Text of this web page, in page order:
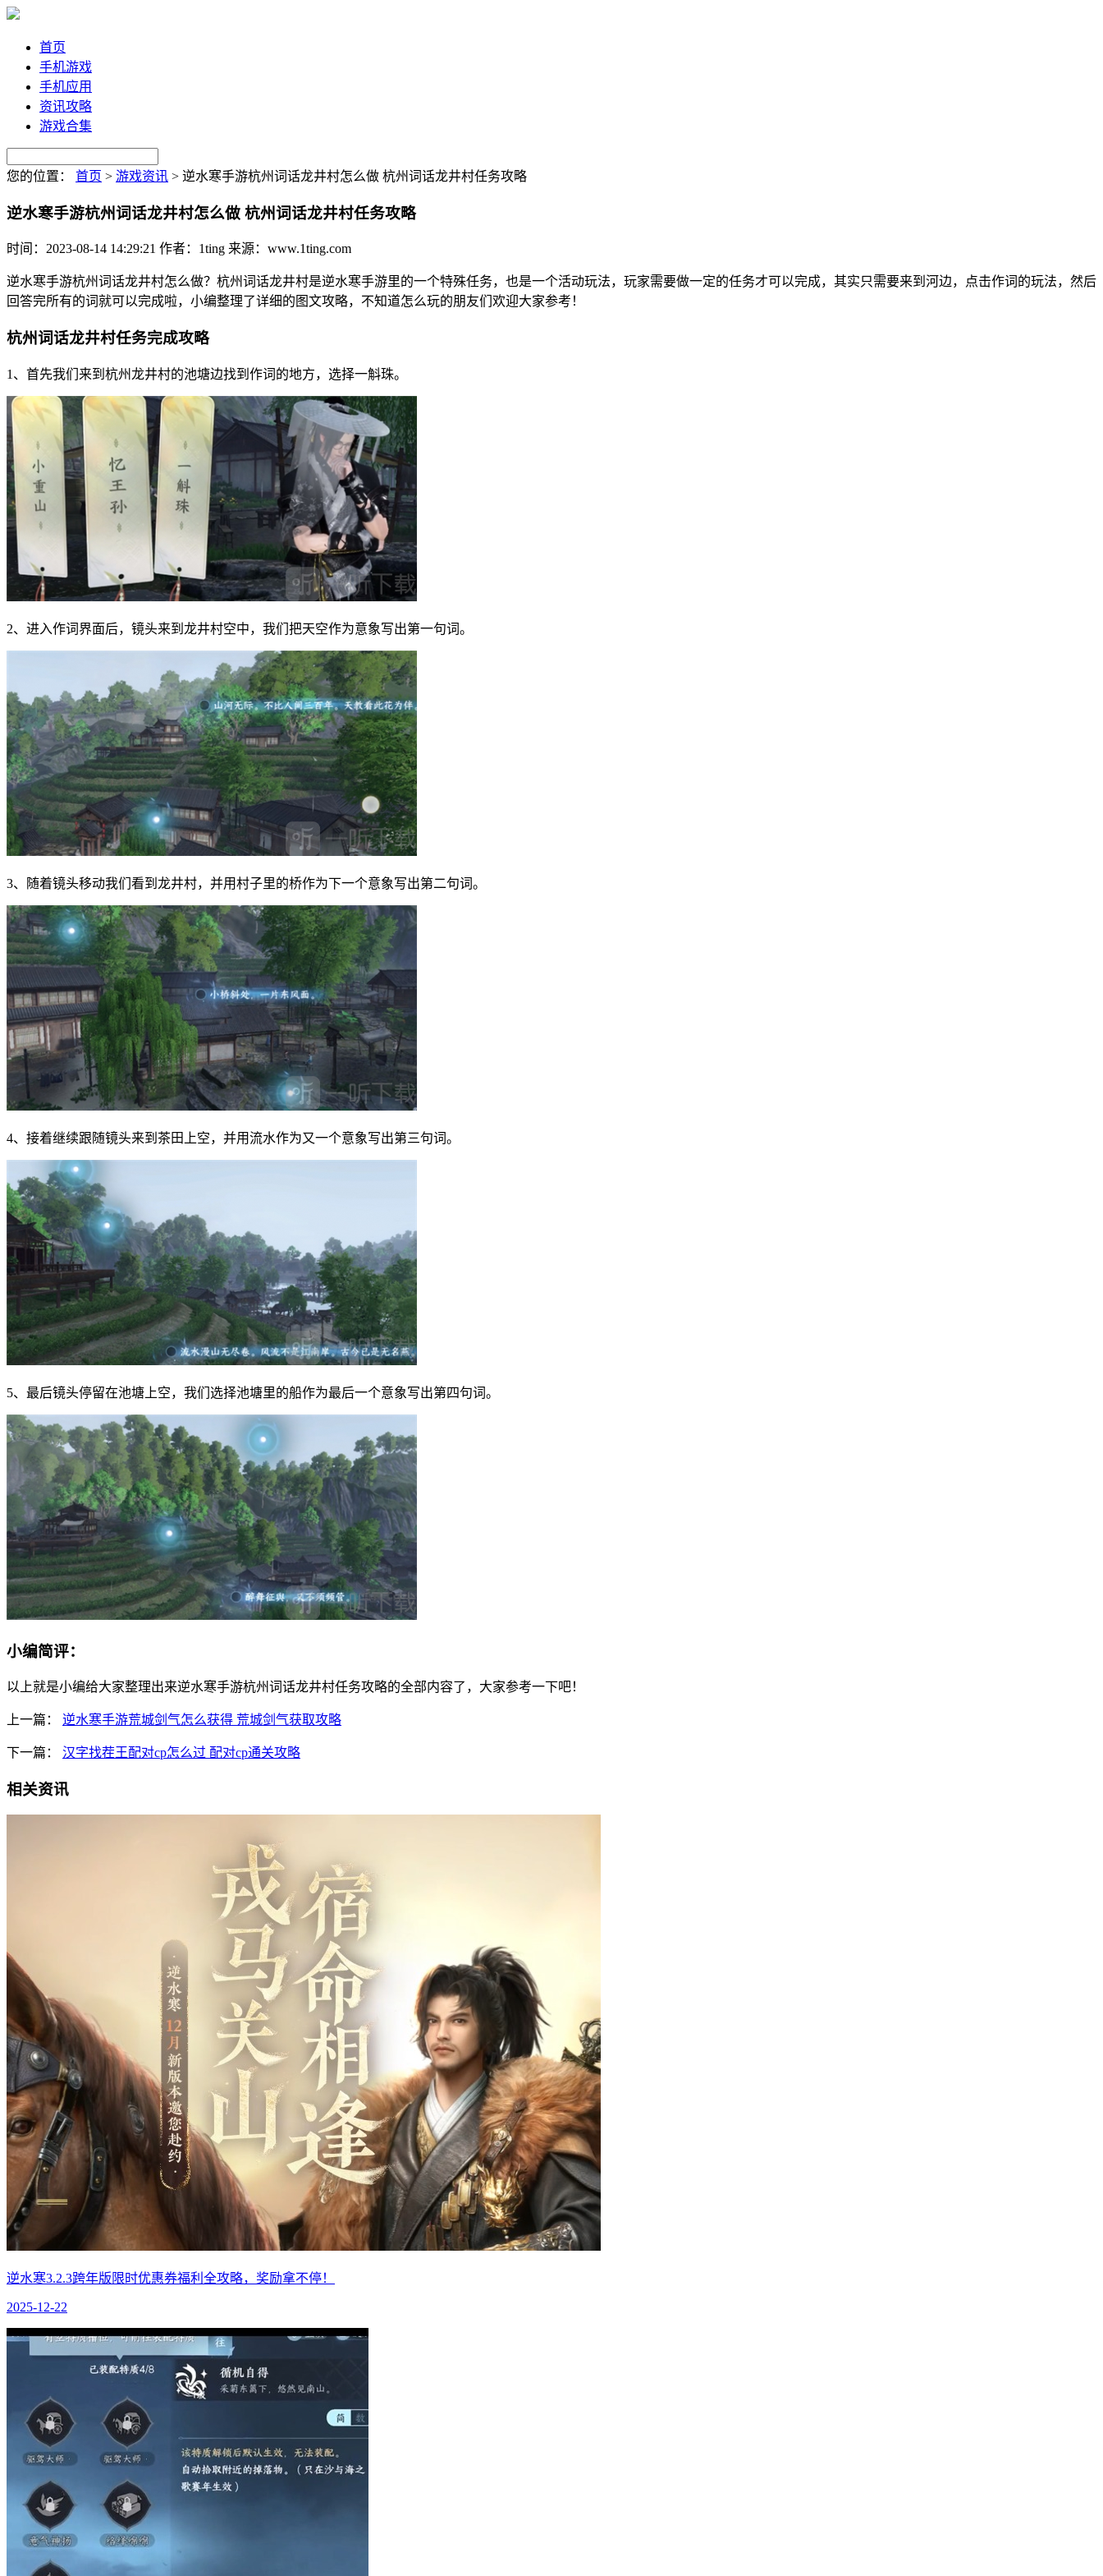
首页
手机游戏
手机应用
资讯攻略
游戏合集
您的位置： 首页 > 游戏资讯 > 逆水寒手游杭州词话龙井村怎么做 杭州词话龙井村任务攻略
逆水寒手游杭州词话龙井村怎么做 杭州词话龙井村任务攻略
时间：2023-08-14 14:29:21 作者：1ting 来源：www.1ting.com
逆水寒手游杭州词话龙井村怎么做？杭州词话龙井村是逆水寒手游里的一个特殊任务，也是一个活动玩法，玩家需要做一定的任务才可以完成，其实只需要来到河边，点击作词的玩法，然后
回答完所有的词就可以完成啦，小编整理了详细的图文攻略，不知道怎么玩的朋友们欢迎大家参考！
杭州词话龙井村任务完成攻略
1、首先我们来到杭州龙井村的池塘边找到作词的地方，选择一斛珠。
2、进入作词界面后，镜头来到龙井村空中，我们把天空作为意象写出第一句词。
3、随着镜头移动我们看到龙井村，并用村子里的桥作为下一个意象写出第二句词。
4、接着继续跟随镜头来到茶田上空，并用流水作为又一个意象写出第三句词。
5、最后镜头停留在池塘上空，我们选择池塘里的船作为最后一个意象写出第四句词。
小编简评：
以上就是小编给大家整理出来逆水寒手游杭州词话龙井村任务攻略的全部内容了，大家参考一下吧！
上一篇： 逆水寒手游荒城剑气怎么获得 荒城剑气获取攻略
下一篇： 汉字找茬王配对cp怎么过 配对cp通关攻略
相关资讯
逆水寒3.2.3跨年版限时优惠券福利全攻略，奖励拿不停！
2025-12-22